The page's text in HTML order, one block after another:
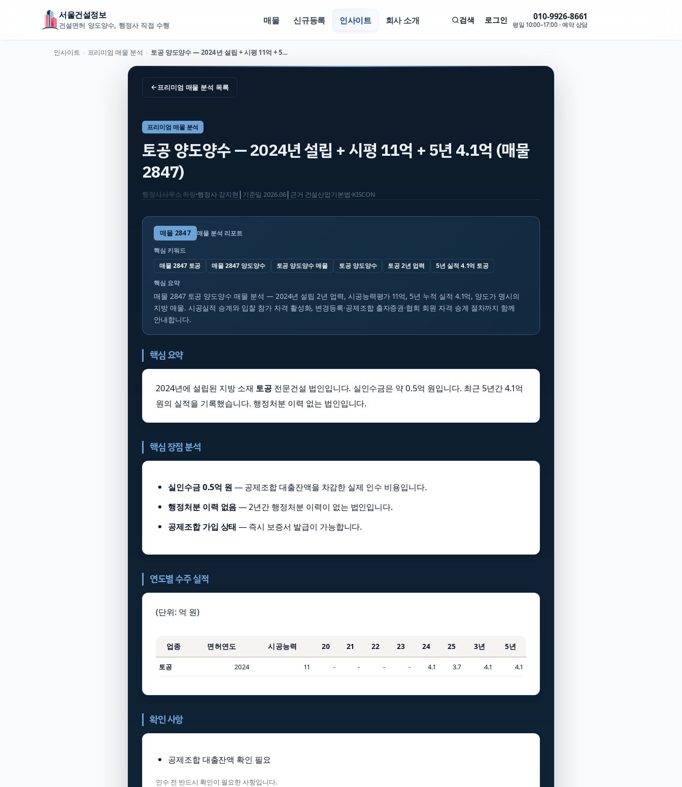
서울건설정보
건설면허 양도양수, 행정사 직접 수행
검색 로그인 010-9926-8661
평일 10:00–17:00 · 예약 상담
매물 신규등록 인사이트 회사 소개
인사이트 › 프리미엄 매물 분석 › 토공 양도양수 — 2024년 설립 + 시평 11억 + 5년 4.1억 (매물 2847)
←프리미엄 매물 분석 목록
프리미엄 매물 분석
토공 양도양수 — 2024년 설립 + 시평 11억 + 5년 4.1억 (매물
2847)
행정사사무소 하랑·행정사 강지현 기준일2026.06│ 근거 건설산업기본법·KISCON
매물 2847 매물 분석 리포트
핵심 키워드
매물 2847 토공
매물 2847 양도양수 토공 양도양수 매물 토공 양도양수 토공 2년 업력
5년 실적 4.1억 토공
핵심 요약
매물 2847 토공 양도양수 매물 분석 — 2024년 설립 2년 업력, 시공능력평가 11억, 5년 누적 실적 4.1억, 양도가 명시의
지방 매물. 시공실적 승계와 입찰 참가 자격 활성화, 변경등록·공제조합 출자증권·협회 회원 자격 승계 절차까지 함께
안내합니다.
핵심 요약
2024년에 설립된 지방 소재 토공전문건설 법인입니다. 실인수금은 약 0.5억 원입니다. 최근 5년간 4.1억
원의 실적을 기록했습니다. 행정처분 이력 없는 법인입니다.
핵심 장점 분석
실인수금 0.5억 원 — 공제조합 대출잔액을 차감한 실제 인수 비용입니다.
행정처분 이력 없음— 2년간 행정처분 이력이 없는 법인입니다.
공제조합 가입 상태 — 즉시 보증서 발급이 가능합니다.
연도별 수주 실적
(단위: 억 원)
업종 면허연도 시공능력 20 21 22 23 24 25 3년 5년
토공 2024 11 - - - - 4.1 3.7 4.1 4.1
확인 사항
공제조합 대출잔액 확인 필요
인수 전 반드시 확인이 필요한 사항입니다.